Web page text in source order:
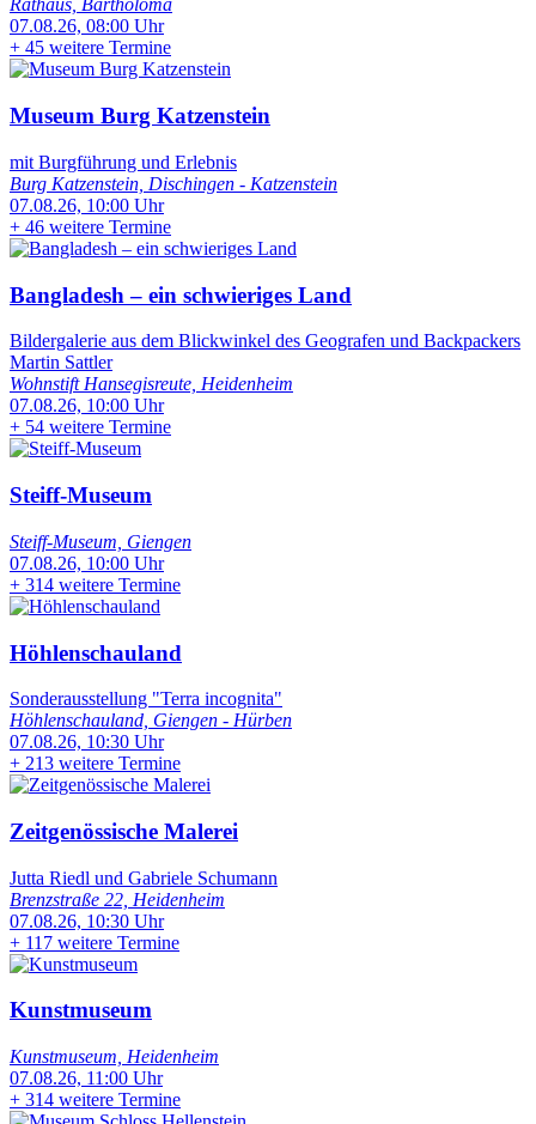
Rathaus, Bartholomä
07.08.26, 08:00 Uhr
+ 45 weitere Termine
Museum Burg Katzenstein
mit Burgführung und Erlebnis
Burg Katzenstein, Dischingen - Katzenstein
07.08.26, 10:00 Uhr
+ 46 weitere Termine
Bangladesh – ein schwieriges Land
Bildergalerie aus dem Blickwinkel des Geografen und Backpackers
Martin Sattler
Wohnstift Hansegisreute, Heidenheim
07.08.26, 10:00 Uhr
+ 54 weitere Termine
Steiff-Museum
Steiff-Museum, Giengen
07.08.26, 10:00 Uhr
+ 314 weitere Termine
Höhlenschauland
Sonderausstellung "Terra incognita"
Höhlenschauland, Giengen - Hürben
07.08.26, 10:30 Uhr
+ 213 weitere Termine
Zeitgenössische Malerei
Jutta Riedl und Gabriele Schumann
Brenzstraße 22, Heidenheim
07.08.26, 10:30 Uhr
+ 117 weitere Termine
Kunstmuseum
Kunstmuseum, Heidenheim
07.08.26, 11:00 Uhr
+ 314 weitere Termine